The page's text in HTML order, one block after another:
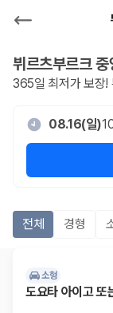
뷔르츠부르크 중
365일 최저가 보장!
08.16(일)
전체 경형
소형
도요타 아이고 또